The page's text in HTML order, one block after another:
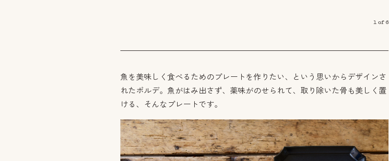
1of 6
魚を美味しく食べるためのプレートを作りたい、という思いからデザインさ
れたボルデ。魚がはみ出さず、薬味がのせられて、取り除いた骨も美しく置
ける、そんなプレートです。